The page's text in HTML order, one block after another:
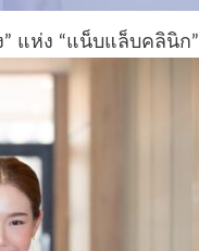
แห่ง “แน็บแล็บคลินิก”